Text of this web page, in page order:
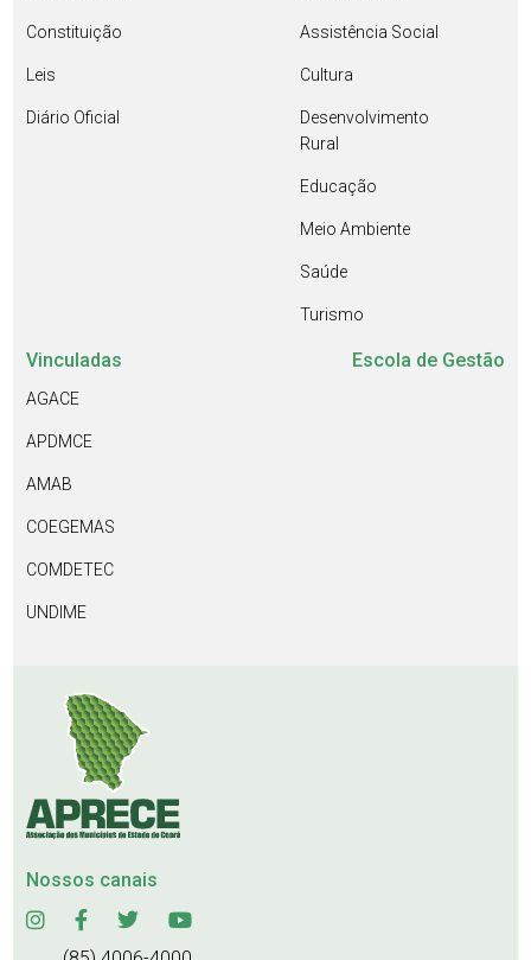
Constituição
Leis
Diário Oficial
Assistência Social
Cultura
Desenvolvimento
Rural
Educação
Meio Ambiente
Saúde
Turismo
Vinculadas
AGACE
APDMCE
AMAB
COEGEMAS
COMDETEC
UNDIME
Escola de Gestão
Nossos canais